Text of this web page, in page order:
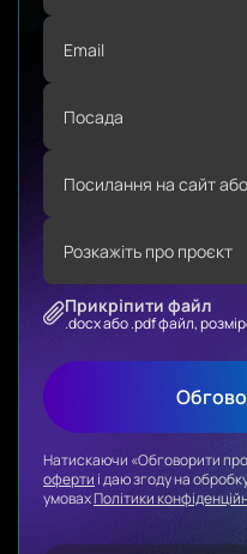
Прикріпити файл
.docx або .pdf файл,
Натискаючи «Обговорити
оферти і даю згоду на
умовахПолітики